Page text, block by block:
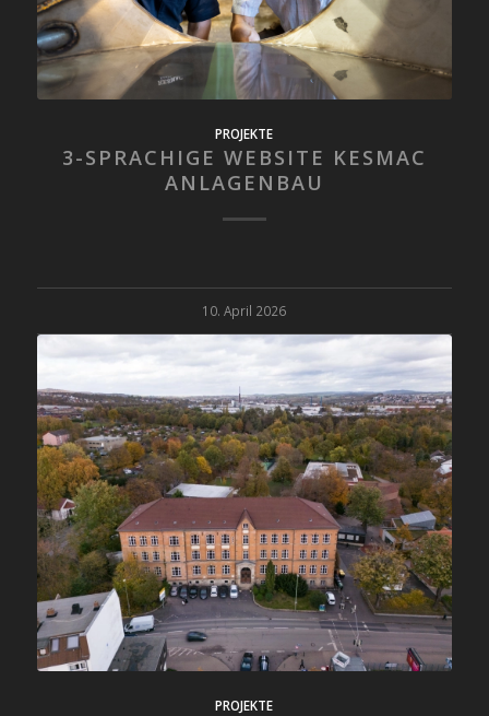
PROJEKTE
3-SPRACHIGE WEBSITE KESMAC
ANLAGENBAU
10. April 2026
PROJEKTE